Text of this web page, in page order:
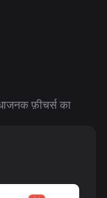
फ़ीचर्स का